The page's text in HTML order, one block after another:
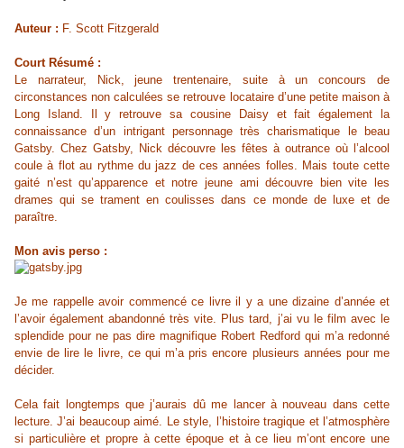
Auteur : F. Scott Fitzgerald
Court Résumé :
Le narrateur, Nick, jeune trentenaire, suite à un concours de
circonstances non calculées se retrouve locataire d’une petite maison à
Long Island. Il y retrouve sa cousine Daisy et fait également la
connaissance d’un intrigant personnage très charismatique le beau
Gatsby. Chez Gatsby, Nick découvre les fêtes à outrance où l’alcool
coule à flot au rythme du jazz de ces années folles. Mais toute cette
gaité n’est qu’apparence et notre jeune ami découvre bien vite les
drames qui se trament en coulisses dans ce monde de luxe et de
paraître.
Mon avis perso :
Je me rappelle avoir commencé ce livre il y a une dizaine d’année et
l’avoir également abandonné très vite. Plus tard, j’ai vu le film avec le
splendide pour ne pas dire magnifique Robert Redford qui m’a redonné
envie de lire le livre, ce qui m’a pris encore plusieurs années pour me
décider.
Cela fait longtemps que j’aurais dû me lancer à nouveau dans cette
lecture. J’ai beaucoup aimé. Le style, l’histoire tragique et l’atmosphère
si particulière et propre à cette époque et à ce lieu m’ont encore une